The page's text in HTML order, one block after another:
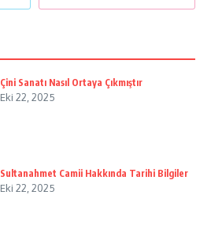
Çini Sanatı Nasıl Ortaya Çıkmıştır
Eki 22, 2025
Sultanahmet Camii Hakkında Tarihi Bilgiler
Eki 22, 2025